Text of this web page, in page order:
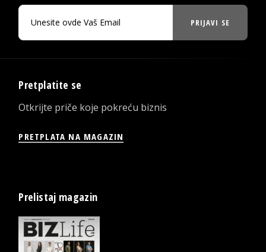
PRIJAVI SE
Pretplatite se
Otkrijte priče koje pokreću biznis
PRETPLATA NA MAGAZIN
Prelistaj magazin